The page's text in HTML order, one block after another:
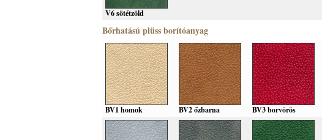
V6 sötétzöld
Bőrhatású plüss borítóanyag
BV1 homok BV2 őzbarna BV3 borvörös